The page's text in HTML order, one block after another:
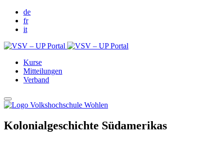
de
fr
it
Kurse
Mitteilungen
Verband
Kolonialgeschichte Südamerikas